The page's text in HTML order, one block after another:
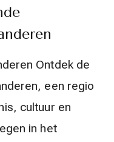
Ontdek de
een regio
cultuur en
in het